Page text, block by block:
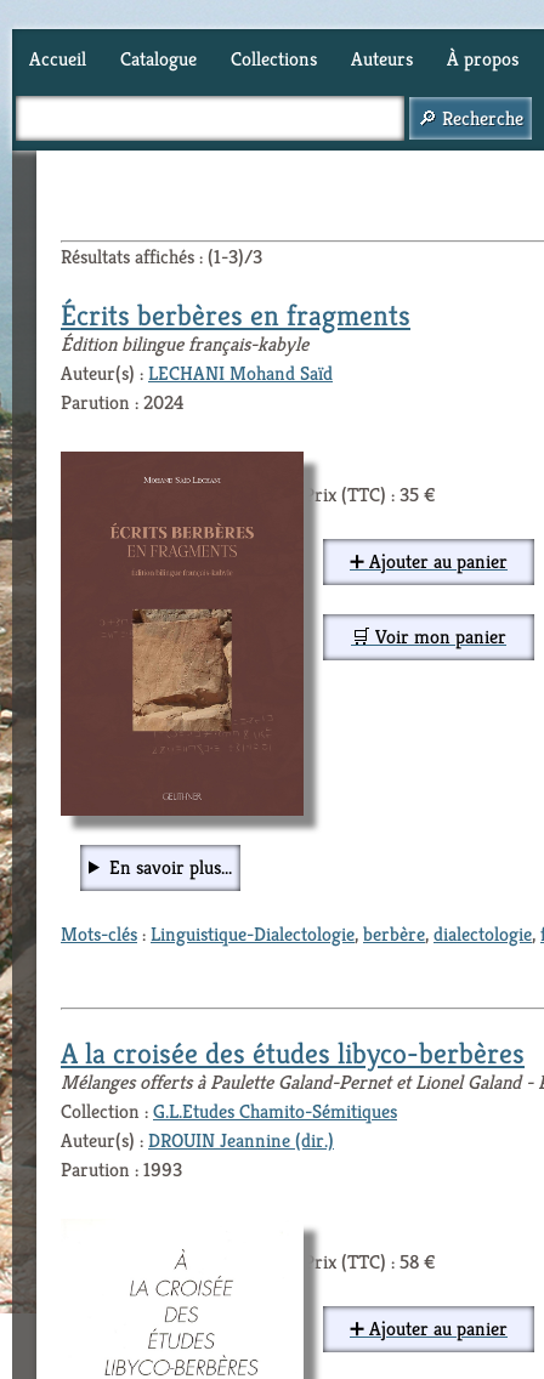
Accueil Catalogue Collections Auteurs À propos
Résultats affichés : (1-3)/3
Écrits berbères en fragments
Édition bilingue français-kabyle
Auteur(s) :LECHANI Mohand Saïd
Parution : 2024
Prix (TTC) : 35 €
➕ Ajouter au panier
🛒 Voir mon panier
En savoir plus...
Mots-clés:Linguistique-Dialectologie,berbère,dialectologie,
A la croisée des études libyco-berbères
Mélanges offerts à Paulette Galand-Pernet et Lionel Galand -
Collection :G.L.Etudes Chamito-Sémitiques
Auteur(s) :DROUIN Jeannine (dir.)
Parution : 1993
Prix (TTC) : 58 €
➕ Ajouter au panier